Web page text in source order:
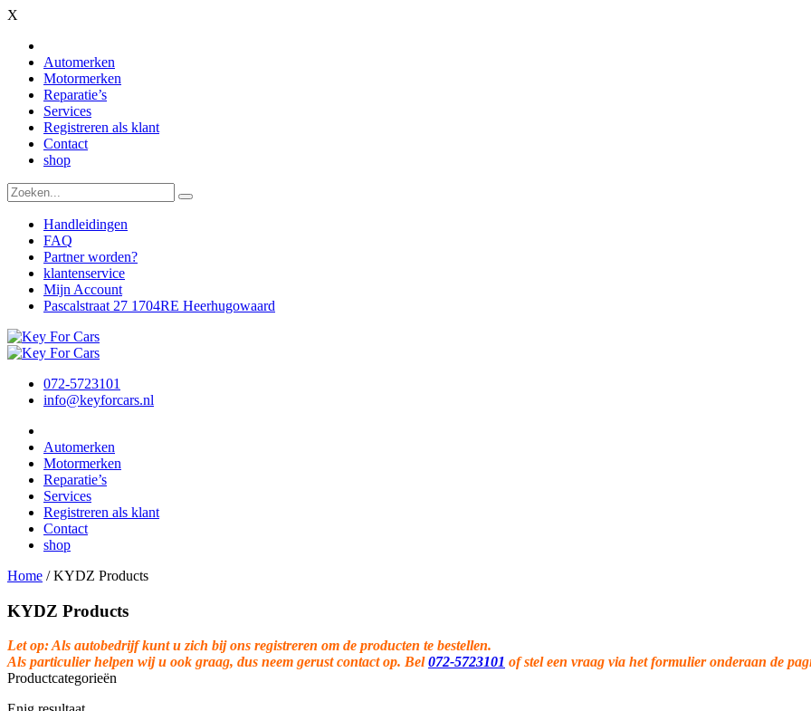
X
Automerken
Motormerken
Reparatie’s
Services
Registreren als klant
Contact
shop
Handleidingen
FAQ
Partner worden?
klantenservice
Mijn Account
Pascalstraat 27 1704RE Heerhugowaard
072-5723101
info@keyforcars.nl
Automerken
Motormerken
Reparatie’s
Services
Registreren als klant
Contact
shop
Home /KYDZ Products
KYDZ Products
Let op: Als autobedrijf kunt u zich bij ons registreren om de producten te bestellen.
Als particulier helpen wij u ook graag, dus neem gerust contact op. Bel072-5723101 of stel een vraag via het formulier onderaan de
Productcategorieën